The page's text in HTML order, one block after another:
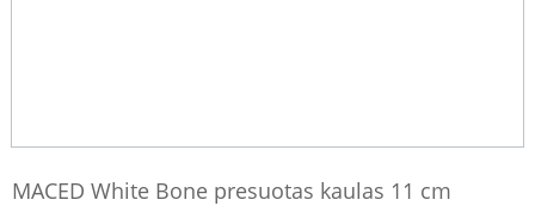
MACED White Bone presuotas kaulas 11 cm